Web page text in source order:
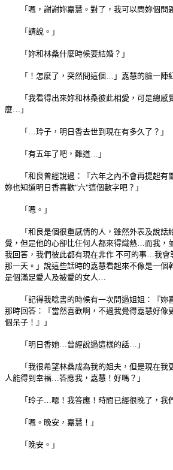
「嗯，謝謝妳嘉慧。對了，我可以問妳個問題
「請說。」
「妳和林桑什麼時候要結婚？」
「！怎麼了，突然問這個…」嘉慧的臉一陣
「我看得出來妳和林桑彼此相愛，可是總感
麼…」
「…玲子，明日香去世到現在有多久了？」
「有五年了吧，難道…」
「和良曾經說過：『六年之內不會再提起有
妳也知道明日香喜歡"六"這個數字吧？」
「嗯。」
「和良是個很重感情的人，雖然外表及說話
覺，但是他的心卻比任何人都來得熾熱…而我，
我回答，我們彼此都有現在非作 不可的事…我會
那一天。」說這些話時的嘉慧看起來不像是一個
是個滿足愛人及被愛的女人…
「記得我唸書的時候有一次問過姐姐：『妳
那時回答：『當然喜歡啊，不過我覺得嘉慧好像
個呆子！』」
「明日香她…曾經說過這樣的話…」
「我很希望林桑成為我的姐夫，但是現在我
人能得到幸福…答應我，嘉慧！好嗎？」
「玲子…嗯！我答應！時間已經很晚了，我們
「嗯。晚安，嘉慧！」
「晚安。」